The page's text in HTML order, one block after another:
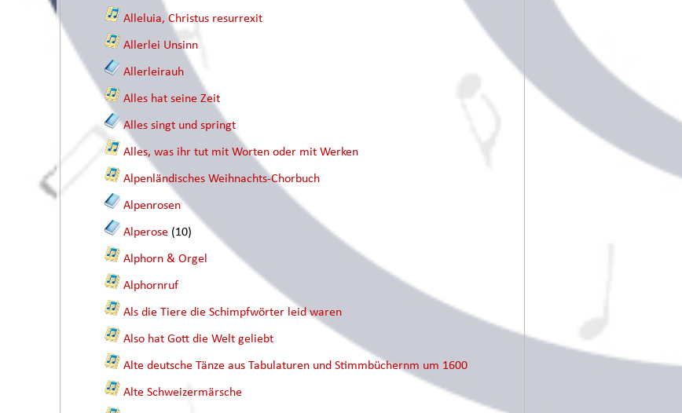
Alleluia, Christus resurrexit
Allerlei Unsinn
Allerleirauh
Alles hat seine Zeit
Alles singt und springt
Alles, was ihr tut mit Worten oder mit Werken
Alpenländisches Weihnachts-Chorbuch
Alpenrosen
Alperose (10)
Alphorn & Orgel
Alphornruf
Als die Tiere die Schimpfwörter leid waren
Also hat Gott die Welt geliebt
Alte deutsche Tänze aus Tabulaturen und Stimmbüchernm um 1600
Alte Schweizermärsche